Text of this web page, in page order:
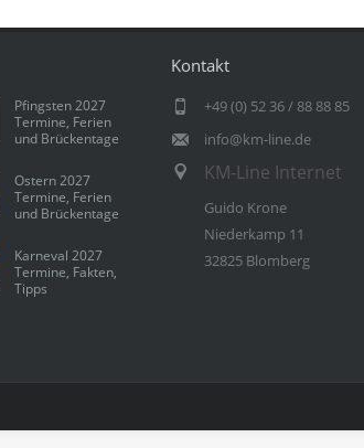
Pfingsten 2027
Termine, Ferien
und Brückentage
Ostern 2027
Termine, Ferien
und Brückentage
Karneval 2027
Termine, Fakten,
Tipps
Kontakt
+49 (0) 52 36 / 88 88 85
info@km-line.de
KM-Line Internet
Guido Krone
Niederkamp 11
32825 Blomberg